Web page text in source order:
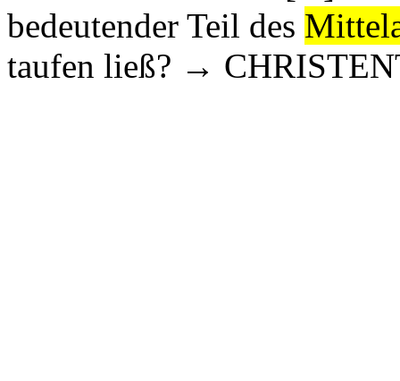
bedeutender Teil des
taufen ließ? →